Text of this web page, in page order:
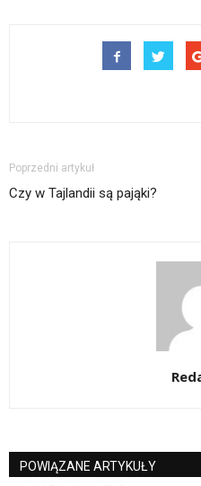
Poprzedni artykuł
Czy w Tajlandii są pająki?
POWIĄZANE ARTYKUŁY